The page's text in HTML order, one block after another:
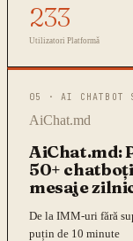
233
Utilizatori Platformă
05 ·AI CHATBOT
AiChat.md
AiChat.md:
50+
mesaje
De la IMM-uri fără
puțin de 10 minute